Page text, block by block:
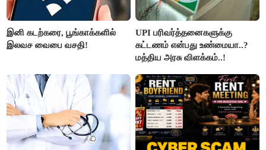
இனி கடற்கரை, பூங்காக்களில்
இலவச வைபை வசதி!
UPI பரிவர்த்தனைகளுக்கு
கட்டணம் என்பது உண்மையா..?
மத்திய அரசு விளக்கம்..!